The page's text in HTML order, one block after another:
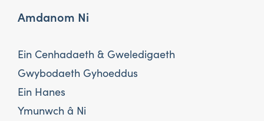
Amdanom Ni
Ein Cenhadaeth & Gweledigaeth
Gwybodaeth Gyhoeddus
Ein Hanes
Ymunwch â Ni